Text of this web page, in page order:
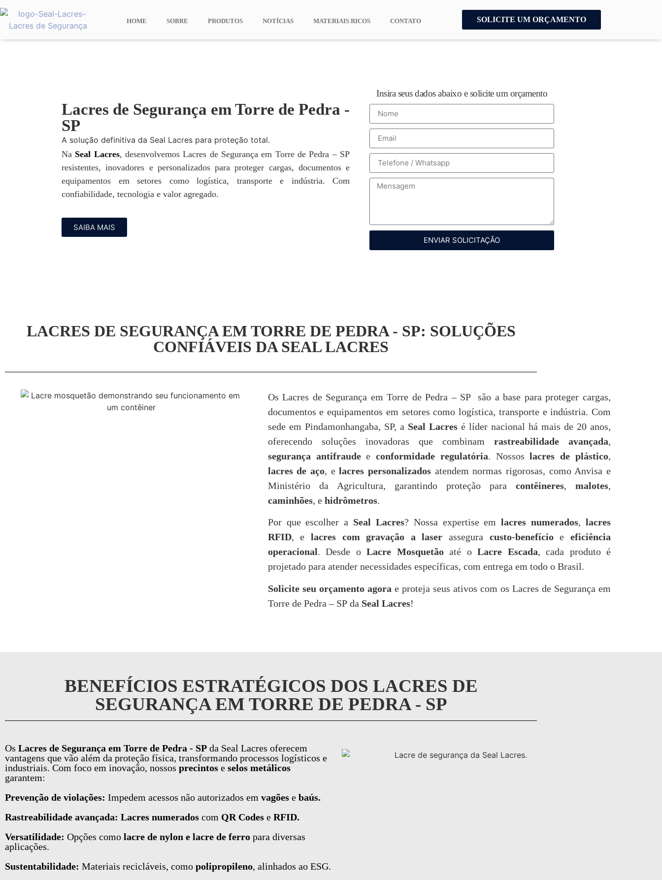
HOME SOBRE PRODUTOS NOTÍCIAS MATERIAIS RICOS CONTATO SOLICITE UM ORÇAMENTO
Lacres de Segurança em Torre de Pedra -
SP
A solução definitiva da Seal Lacres para proteção total.
Na Seal Lacres, desenvolvemos Lacres de Segurança em Torre de Pedra – SP
resistentes, inovadores e personalizados para proteger cargas, documentos e
equipamentos em setores como logística, transporte e indústria. Com
confiabilidade, tecnologia e valor agregado.
SAIBA MAIS
Insira seus dados abaixo e solicite um orçamento
ENVIAR SOLICITAÇÃO
LACRES DE SEGURANÇA EM TORRE DE PEDRA - SP: SOLUÇÕES
CONFIÁVEIS DA SEAL LACRES
Os Lacres de Segurança em Torre de Pedra – SP são a base para proteger cargas,
documentos e equipamentos em setores como logística, transporte e indústria. Com
sede em Pindamonhangaba, SP, a Seal Lacresé líder nacional há mais de 20 anos,
oferecendo soluções inovadoras que combinam rastreabilidade avançada,
segurança antifraudeeconformidade regulatória. Nossoslacres de plástico,
lacres de aço, elacres personalizados atendem normas rigorosas, como Anvisa e
Ministério da Agricultura, garantindo proteção para contêineres, malotes,
caminhões, e hidrômetros.
Por que escolher a Seal Lacres? Nossa expertise emlacres numerados, lacres
RFID, e lacres com gravação a laser assegura custo-benefícioeeficiência
operacional. Desde oLacre Mosquetãoaté oLacre Escada, cada produto é
projetado para atender necessidades específicas, com entrega em todo o Brasil.
Solicite seu orçamento agora e proteja seus ativos com os Lacres de Segurança em
Torre de Pedra – SP da Seal Lacres!
BENEFÍCIOS ESTRATÉGICOS DOS LACRES DE
SEGURANÇA EM TORRE DE PEDRA - SP
Os Lacres de Segurança em Torre de Pedra - SP da Seal Lacres oferecem
vantagens que vão além da proteção física, transformando processos logísticos e
industriais. Com foco em inovação, nossos precintos e selos metálicos
garantem:
Prevenção de violações: Impedem acessos não autorizados em vagões e baús.
Rastreabilidade avançada: Lacres numerados com QR Codes e RFID.
Versatilidade: Opções como lacre de nylon e lacre de ferro para diversas
aplicações.
Sustentabilidade: Materiais recicláveis, como polipropileno, alinhados ao ESG.